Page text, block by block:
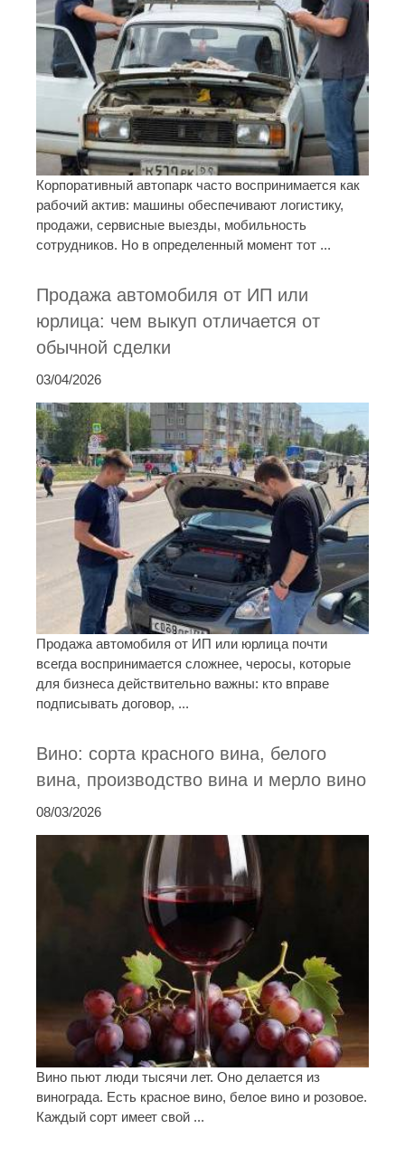
Корпоративный автопарк часто воспринимается как
рабочий актив: машины обеспечивают логистику,
продажи, сервисные выезды, мобильность
сотрудников. Но в определенный момент тот ...
Продажа автомобиля от ИП или
юрлица: чем выкуп отличается от
обычной сделки
03/04/2026
Продажа автомобиля от ИП или юрлица почти
всегда воспринимается сложнее, черосы, которые
для бизнеса действительно важны: кто вправе
подписывать договор, ...
Вино: сорта красного вина, белого
вина, производство вина и мерло вино
08/03/2026
Вино пьют люди тысячи лет. Оно делается из
винограда. Есть красное вино, белое вино и розовое.
Каждый сорт имеет свой ...